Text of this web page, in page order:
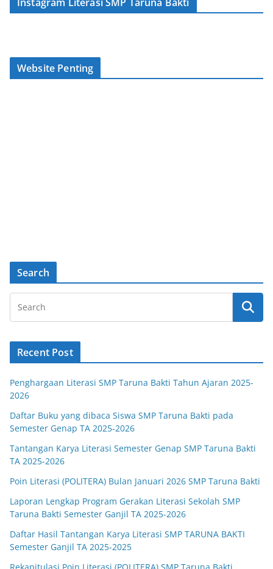
Website Penting
Search
Recent Post
Penghargaan Literasi SMP Taruna Bakti Tahun Ajaran 2025-
2026
Daftar Buku yang dibaca Siswa SMP Taruna Bakti pada
Semester Genap TA 2025-2026
Tantangan Karya Literasi Semester Genap SMP Taruna Bakti
TA 2025-2026
Poin Literasi (POLITERA) Bulan Januari 2026 SMP Taruna Bakti
Laporan Lengkap Program Gerakan Literasi Sekolah SMP
Taruna Bakti Semester Ganjil TA 2025-2026
Daftar Hasil Tantangan Karya Literasi SMP TARUNA BAKTI
Semester Ganjil TA 2025-2025
Rekapitulasi Poin Literasi (POLITERA) SMP Taruna Bakti